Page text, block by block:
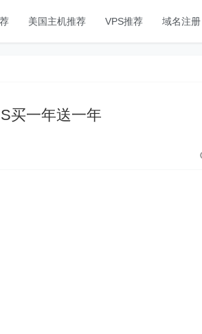
美国主机推荐 VPS推荐 域名注册
买一年送一年